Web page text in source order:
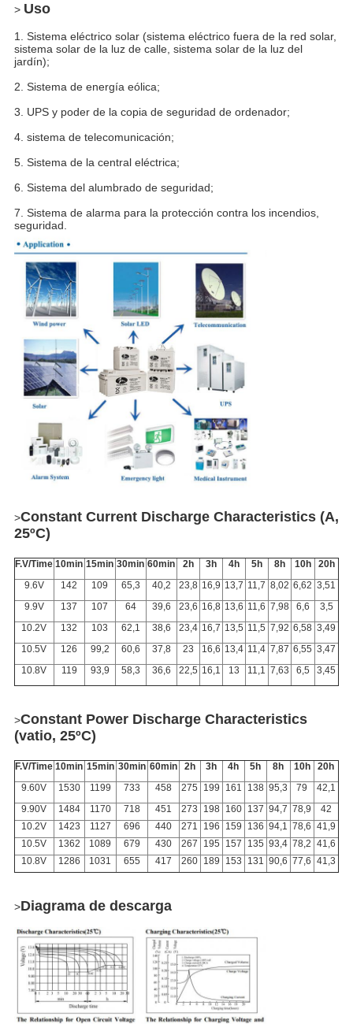
> Uso
1. Sistema eléctrico solar (sistema eléctrico fuera de la red solar,
sistema solar de la luz de calle, sistema solar de la luz del
jardín);
2. Sistema de energía eólica;
3. UPS y poder de la copia de seguridad de ordenador;
4. sistema de telecomunicación;
5. Sistema de la central eléctrica;
6. Sistema del alumbrado de seguridad;
7. Sistema de alarma para la protección contra los incendios,
seguridad.
>Constant Current Discharge Characteristics (A,
25ºC)
F.V/Time 10min 15min 30min 60min 2h 3h 4h 5h 8h 10h
20h
9.6V
142 109 65,3 40,2 23,8 16,9 13,7 11,7 8,02 6,62 3,51
9.9V
137 107 64 39,6 23,6 16,8 13,6 11,6 7,98 6,6
3,5
10.2V
132 103 62,1 38,6 23,4 16,7 13,5 11,5 7,92 6,58 3,49
10.5V
126 99,2 60,6 37,8 23 16,6 13,4 11,4 7,87 6,55 3,47
10.8V
119 93,9 58,3 36,6 22,5 16,1 13 11,1 7,63 6,5 3,45
>Constant Power Discharge Characteristics
(vatio, 25ºC)
F.V/Time 10min 15min 30min 60min 2h 3h 4h 5h 8h 10h
20h
9.60V
1530 1199 733 458 275 199 161 138 95,3 79
42,1
9.90V
1484 1170 718 451 273 198 160 137 94,7 78,9
42
10.2V
1423 1127 696 440 271 196 159 136 94,1 78,6 41,9
10.5V
1362 1089 679 430 267 195 157 135 93,4 78,2 41,6
10.8V
1286 1031 655 417 260 189 153 131 90,6 77,6 41,3
>Diagrama de descarga